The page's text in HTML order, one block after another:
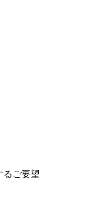
るご要望